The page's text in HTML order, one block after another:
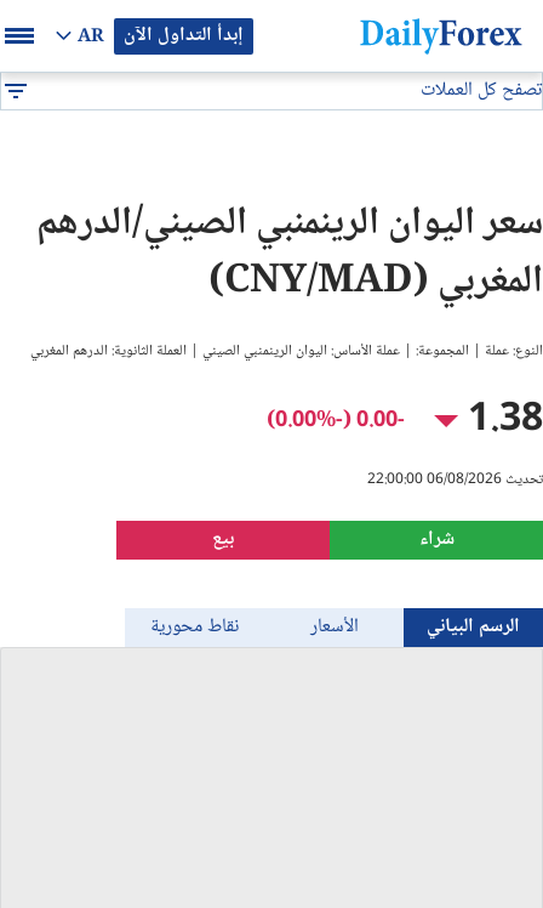
إبدأ التداول الآن AR
بيان إعلاني
تصفح كل العملات
GBP/USD
USD/JPY
USD/CAD
USD/CHF
Bitcoin/USD
سعر اليوان الرينمنبي الصيني/الدرهم
المغربي (CNY/MAD)
النوع: عملة | المجموعة: | عملة الأساس: اليوان الرينمنبي الصيني | العملة الثانوية: الدرهم المغربي
1.38
-0.00 (-0.00%)
شراء بيع
تحديث 06/08/2026 22:00:00
الرسم البياني الأسعار نقاط محورية